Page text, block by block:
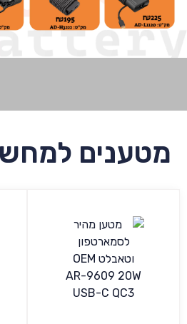
מטענים